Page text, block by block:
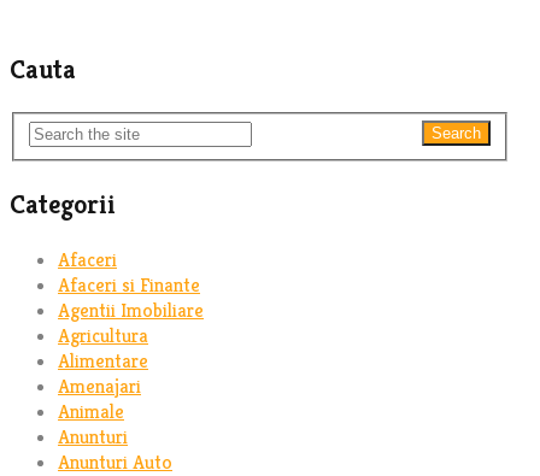
Cauta
Search
Categorii
Afaceri
Afaceri si Finante
Agentii Imobiliare
Agricultura
Alimentare
Amenajari
Animale
Anunturi
Anunturi Auto